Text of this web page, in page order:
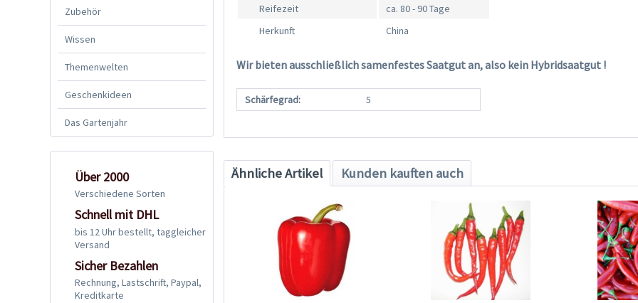
Zubehör
Wissen
Themenwelten
Geschenkideen
Das Gartenjahr
Über 2000
Verschiedene Sorten
Schnell mit DHL
bis 12 Uhr bestellt, taggleicher
Versand
Sicher Bezahlen
Rechnung, Lastschrift, Paypal,
Kreditkarte
Reifezeit
ca. 80 - 90 Tage
Herkunft
China
Wir bieten ausschließlich samenfestes Saatgut an, also kein Hybridsaatgut !
Schärfegrad: 5
Ähnliche Artikel Kunden kauften auch